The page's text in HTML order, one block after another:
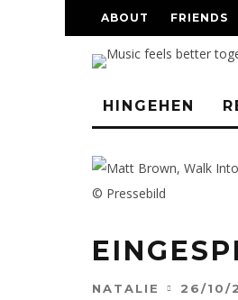
ABOUT FRIENDS
HINGEHEN
© Pressebild
NATALIE 26/10/